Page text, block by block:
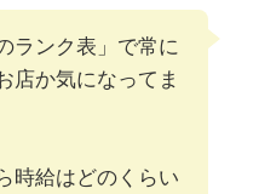
ランク表」で常に
店か気になってま
時給はどのくらい